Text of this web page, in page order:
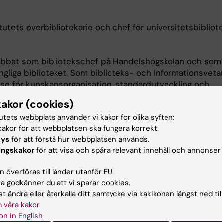
överbibliotekarie och chef för
som bibliotekschef på Handelshögskolan och som
biblioteket. Som biblioteks- och
för kunskapsorganisation, standardutveckling och
arbetet som gör att storskalig vetenskaplig
Jag började min yrkesbana som
på masterutbildningen i biblioteks- och
i Uppsala.
har de faciliterande uppgifterna stått i centrum för
att jobba i en expertorganisation där olika sorters
Det tänker jag i hög grad stämmer överens med ett
att vara en stabil och samtidigt pluralistisk
för utbyte av idéer, forskningsresultat och fakta.
styrgrupp och i Svensk biblioteksförenings styrelse.
(cookies)
webbplats använder vi kakor för olika syften:
för att webbplatsen ska fungera korrekt.
för att förstå hur webbplatsen används.
för att visa och spåra relevant innehåll och
överföras till länder utanför EU.
godkänner du att vi sparar cookies.
ändra eller återkalla ditt samtycke via kakikonen längst ned
våra kakor
in English